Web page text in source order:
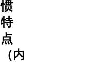
惯
特
点
（内